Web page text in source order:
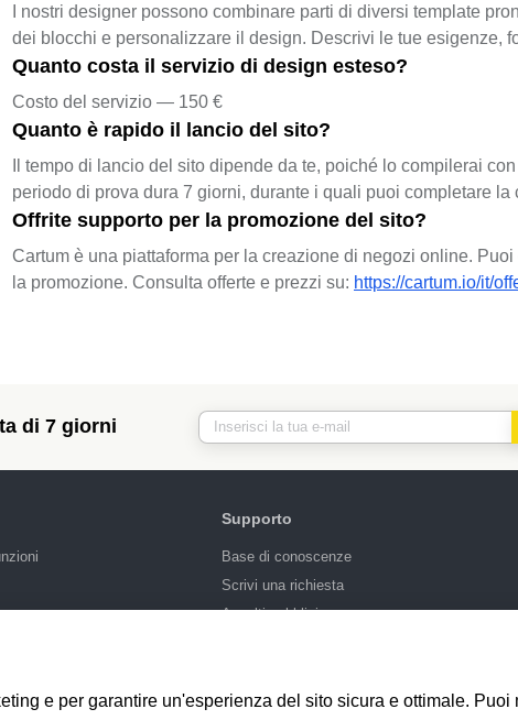
I nostri designer possono combinare parti di diversi template
dei blocchi e personalizzare il design. Descrivi le tue esigenze,
Quanto costa il servizio di design esteso?
Costo del servizio — 150 €
Quanto è rapido il lancio del sito?
Il tempo di lancio del sito dipende da te, poiché lo compilerai
periodo di prova dura 7 giorni, durante i quali puoi completare
Offrite supporto per la promozione del sito?
Cartum è una piattaforma per la creazione di negozi online.
la promozione. Consulta offerte e prezzi su: https://cartum.io/it/
di 7 giorni
Supporto
Base di conoscenze
Scrivi una richiesta
Appalti pubblici
e per garantire un'esperienza del sito sicura e ottimale.